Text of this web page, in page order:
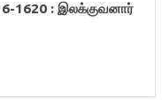
1620 : இலக்குவனார்